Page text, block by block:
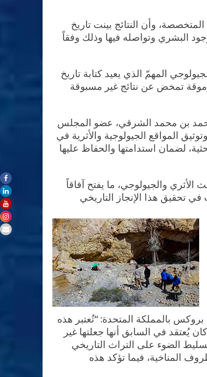
وأن النتائج بينت تاريخ
البشري وتواصله فيها وذلك وفقاً
المهمّ الذي يعيد كتابة تاريخ
تمخض عن نتائج غير مسبوقة
حمد بن محمد الشرقي، عضو المجلس
المواقع الجيولوجية والأثرية في
لضمان استدامتها والحفاظ عليها
والجيولوجي، ما يفتح آفاقاً
بالمملكة المتحدة: “تُعتبر هذه
يُعتقد في السابق أنها جعلتها غير
عام، مؤكدا أهمية هذا البحث لتسليط الضوء على التراث التاريخي
المناخية، فيما تؤكد هذه